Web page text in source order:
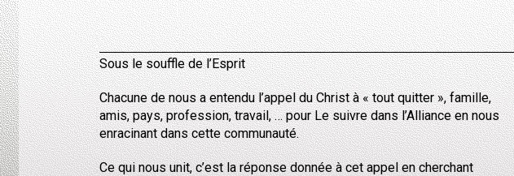
Sous le souffle de l’Esprit
Chacune de nous a entendu l’appel du Christ à « tout quitter », famille,
amis, pays, profession, travail, … pour Le suivre dans l’Alliance en nous
enracinant dans cette communauté.
Ce qui nous unit, c’est la réponse donnée à cet appel en cherchant